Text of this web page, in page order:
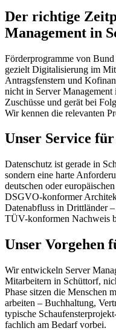
Der richtige
Management in
Förderprogramme von
gezielt Digitalisierung im
Antragsfenstern und
nicht in Server
Zuschüsse und gerät bei
Wir kennen die relevanten
Unser Service
Datenschutz ist gerade in
sondern eine harte
deutschen oder
DSGVO-konformer
Datenabfluss in Drittländer
TÜV-konformen Nachweis
Unser Vorgehen
Wir entwickeln Server
Mitarbeitern in Schüttorf,
Phase sitzen die Menschen
arbeiten – Buchhaltung,
typische
fachlich am Bedarf vorbei.